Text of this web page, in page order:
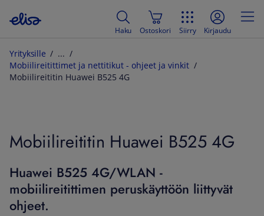
Haku Ostoskori Siirry Kirjaudu
Yrityksille
Mobiilireitittimet ja nettitikut - ohjeet ja vinkit
Mobiilireititin Huawei B525 4G
Mobiilireititin Huawei B525 4G
Huawei B525 4G/WLAN -
mobiilireitittimen peruskäyttöön liittyvät
ohjeet.